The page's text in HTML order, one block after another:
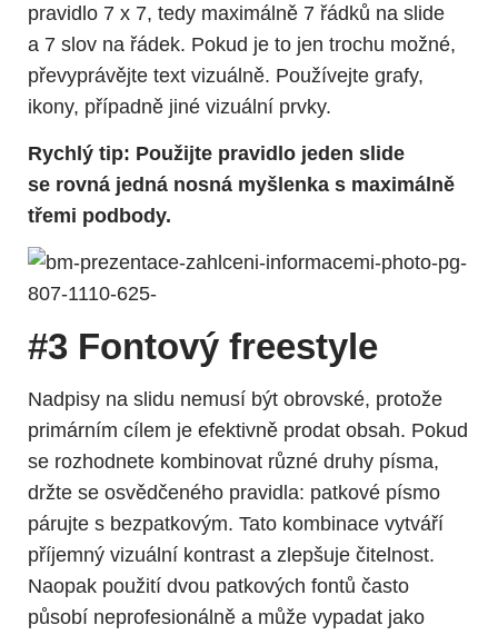
pravidlo 7 x 7, tedy maximálně 7 řádků na slide
a 7 slov na řádek. Pokud je to jen trochu možné,
převyprávějte text vizuálně. Používejte grafy,
ikony, případně jiné vizuální prvky.
Rychlý tip: Použijte pravidlo jeden slide
se rovná jedná nosná myšlenka s maximálně
třemi podbody.
#3 Fontový freestyle
Nadpisy na slidu nemusí být obrovské, protože
primárním cílem je efektivně prodat obsah. Pokud
se rozhodnete kombinovat různé druhy písma,
držte se osvědčeného pravidla: patkové písmo
párujte s bezpatkovým. Tato kombinace vytváří
příjemný vizuální kontrast a zlepšuje čitelnost.
Naopak použití dvou patkových fontů často
působí neprofesionálně a může vypadat jako